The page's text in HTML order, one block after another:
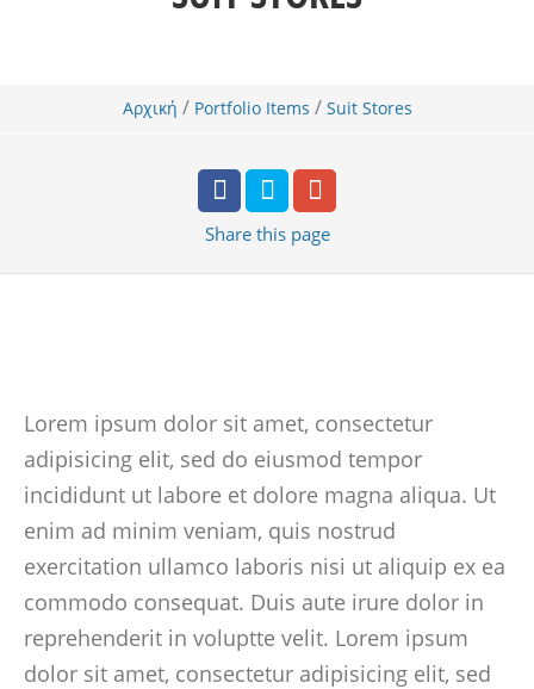
Αρχική / Portfolio Items / Suit Stores
Share this page
Lorem ipsum dolor sit amet, consectetur
adipisicing elit, sed do eiusmod tempor
incididunt ut labore et dolore magna aliqua. Ut
enim ad minim veniam, quis nostrud
exercitation ullamco laboris nisi ut aliquip ex ea
commodo consequat. Duis aute irure dolor in
reprehenderit in voluptte velit. Lorem ipsum
dolor sit amet, consectetur adipisicing elit, sed